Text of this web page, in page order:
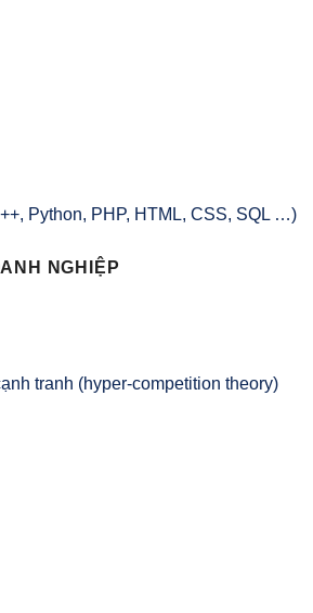
Python, PHP, HTML, CSS, SQL …)
NGHIỆP
tranh (hyper-competition theory)